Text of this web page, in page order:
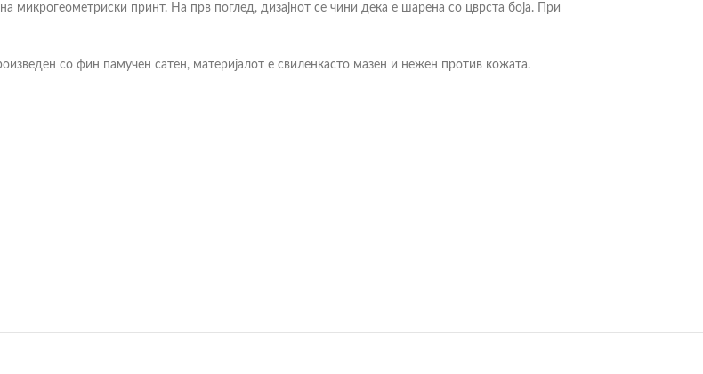
микрогеометриски принт. На прв поглед, дизајнот се чини дека е шарена со цврста боја. При
со фин памучен сатен, материјалот е свиленкасто мазен и нежен против кожата.